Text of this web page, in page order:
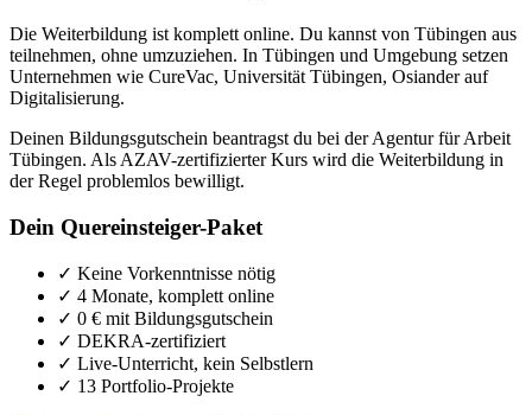
Die Weiterbildung ist komplett online. Du kannst von Tübingen aus
teilnehmen, ohne umzuziehen. In Tübingen und Umgebung setzen
Unternehmen wie CureVac, Universität Tübingen, Osiander auf
Digitalisierung.
Deinen Bildungsgutschein beantragst du bei der Agentur für Arbeit
Tübingen. Als AZAV-zertifizierter Kurs wird die Weiterbildung in
der Regel problemlos bewilligt.
Dein Quereinsteiger-Paket
✓ Keine Vorkenntnisse nötig
✓ 4 Monate, komplett online
✓ 0 € mit Bildungsgutschein
✓ DEKRA-zertifiziert
✓ Live-Unterricht, kein Selbstlern
✓ 13 Portfolio-Projekte